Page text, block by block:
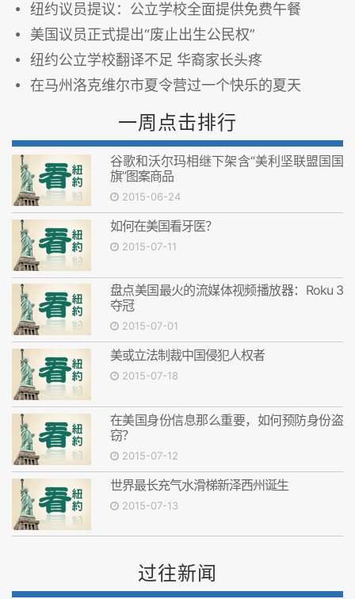
纽约议员提议：公立学校全面提供免费午餐
美国议员正式提出“废止出生公民权”
纽约公立学校翻译不足 华裔家长头疼
在马州洛克维尔市夏令营过一个快乐的夏天
一周点击排行
谷歌和沃尔玛相继下架含“美利坚联盟国国
旗”图案商品
2015-06-24
如何在美国看牙医？
2015-07-11
盘点美国最火的流媒体视频播放器：Roku 3
夺冠
2015-07-01
美或立法制裁中国侵犯人权者
2015-07-18
在美国身份信息那么重要，如何预防身份盗
窃？
2015-07-12
世界最长充气水滑梯新泽西州诞生
2015-07-13
过往新闻